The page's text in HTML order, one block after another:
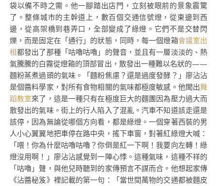
袋以備不時之需。他一腳踏出店門，立刻被眼前的景象震驚
了。整條城市的主幹道上，數百個交通信號燈，從東邊到西
邊，從高架橋到巷弄口，全部變成了綠燈。它們不是交替閃
爍，而是固定在「通行」的狀態，同時，每一個燈箱會議室出
租都發出了那種「咕嚕咕嚕」的聲音，並且有一層淡淡的、熱
氣騰騰的白霧從燈箱的頂部冒出，散發出一種難以名狀的——
麵粉蒸煮過頭的氣味。「麵粉焦慮？還是過度發酵？」廖沾沾
是個醬料學家，對所有食物相關的氣味都極度敏感。他聞出舞
蹈教室來了，這是一種只有在極度巨大的麵團因為壓力過大而
散發出的氣味。街上的行人陷入了混亂。汽車不知道該走還是
該停，因為無論從哪個方向看，都是綠燈。一個穿著西裝的男
人小心翼翼地把車停在路中央，搖下車窗，對著紅綠燈大喊：
「喂！你為什麼咕嚕咕嚕？你倒是紅一下啊！我要向左轉！綠
燈沒用啊！」廖沾沾感覺到一陣心悸。這種氣味，這種不祥的
「咕嚕」聲，與他兒時聽到的家傳預言不謀而合。他想起家傳
《沾醬秘笈》裡記載的第一句：「當世間萬物的交通都被麵皮